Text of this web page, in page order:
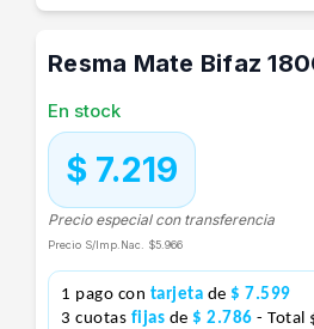
Resma Mate Bifaz
En stock
$ 7.219
Precio especial con transferencia
Precio S/Imp.Nac. $5.966
1 pago con tarjeta de $ 7.599
3 cuotas fijas de $ 2.786 - Total